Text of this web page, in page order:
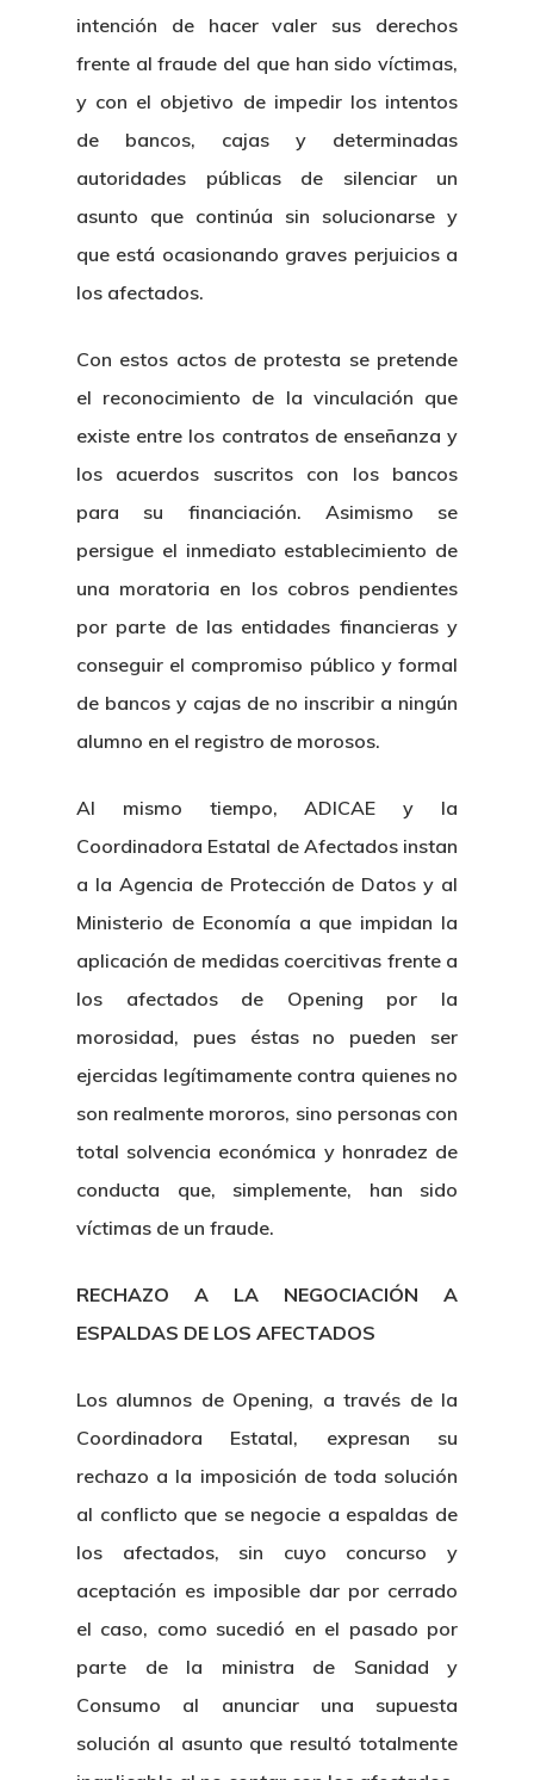
intención de hacer valer sus derechos
frente al fraude del que han sido víctimas,
y con el objetivo de impedir los intentos
de bancos, cajas y determinadas
autoridades públicas de silenciar un
asunto que continúa sin solucionarse y
que está ocasionando graves perjuicios a
los afectados.
Con estos actos de protesta se pretende
el reconocimiento de la vinculación que
existe entre los contratos de enseñanza y
los acuerdos suscritos con los bancos
para su financiación. Asimismo se
persigue el inmediato establecimiento de
una moratoria en los cobros pendientes
por parte de las entidades financieras y
conseguir el compromiso público y formal
de bancos y cajas de no inscribir a ningún
alumno en el registro de morosos.
Al mismo tiempo, ADICAE y la
Coordinadora Estatal de Afectados instan
a la Agencia de Protección de Datos y al
Ministerio de Economía a que impidan la
aplicación de medidas coercitivas frente a
los afectados de Opening por la
morosidad, pues éstas no pueden ser
ejercidas legítimamente contra quienes no
son realmente mororos, sino personas con
total solvencia económica y honradez de
conducta que, simplemente, han sido
víctimas de un fraude.
RECHAZO A LA NEGOCIACIÓN A
ESPALDAS DE LOS AFECTADOS
Los alumnos de Opening, a través de la
Coordinadora Estatal, expresan su
rechazo a la imposición de toda solución
al conflicto que se negocie a espaldas de
los afectados, sin cuyo concurso y
aceptación es imposible dar por cerrado
el caso, como sucedió en el pasado por
parte de la ministra de Sanidad y
Consumo al anunciar una supuesta
solución al asunto que resultó totalmente